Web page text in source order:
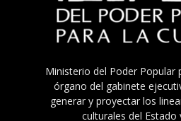
Ministerio del Poder Popular
órgano del gabinete
generar y proyectar los
culturales del Estado